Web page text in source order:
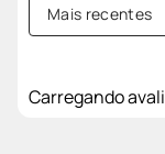
Mais recentes
Carregando